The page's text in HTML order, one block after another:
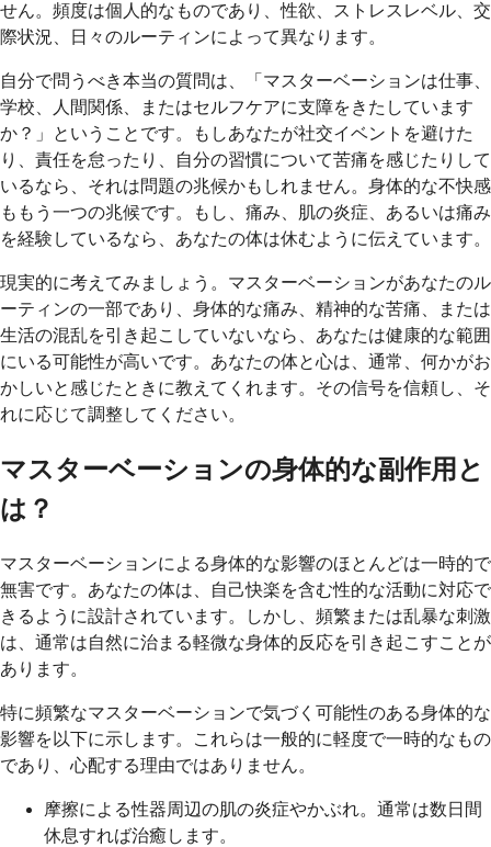
せん。頻度は個人的なものであり、性欲、ストレスレベル、交
際状況、日々のルーティンによって異なります。
自分で問うべき本当の質問は、「マスターベーションは仕事、
学校、人間関係、またはセルフケアに支障をきたしています
か？」ということです。もしあなたが社交イベントを避けた
り、責任を怠ったり、自分の習慣について苦痛を感じたりして
いるなら、それは問題の兆候かもしれません。身体的な不快感
ももう一つの兆候です。もし、痛み、肌の炎症、あるいは痛み
を経験しているなら、あなたの体は休むように伝えています。
現実的に考えてみましょう。マスターベーションがあなたのル
ーティンの一部であり、身体的な痛み、精神的な苦痛、または
生活の混乱を引き起こしていないなら、あなたは健康的な範囲
にいる可能性が高いです。あなたの体と心は、通常、何かがお
かしいと感じたときに教えてくれます。その信号を信頼し、そ
れに応じて調整してください。
マスターベーションの身体的な副作用と
は？
マスターベーションによる身体的な影響のほとんどは一時的で
無害です。あなたの体は、自己快楽を含む性的な活動に対応で
きるように設計されています。しかし、頻繁または乱暴な刺激
は、通常は自然に治まる軽微な身体的反応を引き起こすことが
あります。
特に頻繁なマスターベーションで気づく可能性のある身体的な
影響を以下に示します。これらは一般的に軽度で一時的なもの
であり、心配する理由ではありません。
摩擦による性器周辺の肌の炎症やかぶれ。通常は数日間
休息すれば治癒します。